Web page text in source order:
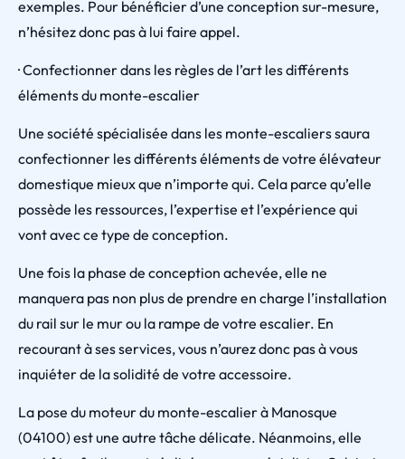
exemples. Pour bénéficier d’une conception sur-mesure,
n’hésitez donc pas à lui faire appel.
· Confectionner dans les règles de l’art les différents
éléments du monte-escalier
Une société spécialisée dans les monte-escaliers saura
confectionner les différents éléments de votre élévateur
domestique mieux que n’importe qui. Cela parce qu’elle
possède les ressources, l’expertise et l’expérience qui
vont avec ce type de conception.
Une fois la phase de conception achevée, elle ne
manquera pas non plus de prendre en charge l’installation
du rail sur le mur ou la rampe de votre escalier. En
recourant à ses services, vous n’aurez donc pas à vous
inquiéter de la solidité de votre accessoire.
La pose du moteur du monte-escalier à Manosque
(04100) est une autre tâche délicate. Néanmoins, elle